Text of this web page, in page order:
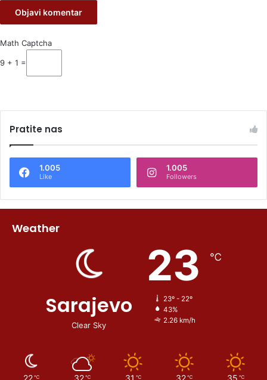
Math Captcha
9 + 1 =
Pratite nas
1.005
Like
1.005
Followers
Weather
Sarajevo
Clear Sky
23 ℃
23º - 22º
43%
2.26 km/h
22 ℃ 32 ℃ 31 ℃ 32 ℃ 35 ℃